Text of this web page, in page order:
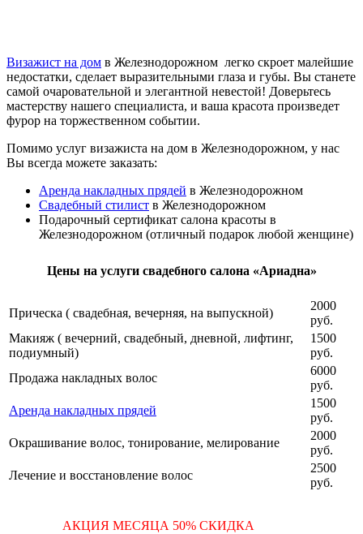
Визажист на дом в Железнодорожном легко скроет малейшие
недостатки, сделает выразительными глаза и губы. Вы станете
самой очаровательной и элегантной невестой! Доверьтесь
мастерству нашего специалиста, и ваша красота произведет
фурор на торжественном событии.
Помимо услуг визажиста на дом в Железнодорожном, у нас
Вы всегда можете заказать:
Аренда накладных прядей в Железнодорожном
Свадебный стилист в Железнодорожном
Подарочный сертификат салона красоты в
Железнодорожном (отличный подарок любой женщине)
Цены на услуги свадебного салона «Ариадна»
Прическа ( свадебная, вечерняя, на выпускной)
2000
руб.
Макияж ( вечерний, свадебный, дневной, лифтинг,
подиумный)
1500
руб.
Продажа накладных волос
6000
руб.
Аренда накладных прядей
1500
руб.
Окрашивание волос, тонирование, мелирование
2000
руб.
Лечение и восстановление волос
2500
руб.
АКЦИЯ МЕСЯЦА 50% СКИДКА